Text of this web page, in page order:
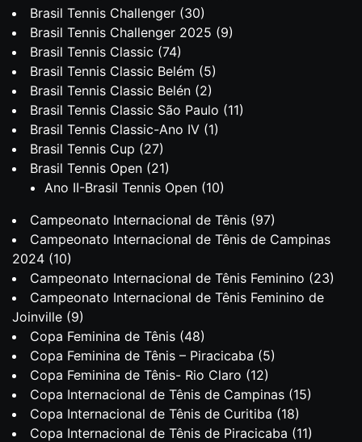
Brasil Tennis Challenger (30)
Brasil Tennis Challenger 2025 (9)
Brasil Tennis Classic (74)
Brasil Tennis Classic Belém (5)
Brasil Tennis Classic Belén (2)
Brasil Tennis Classic São Paulo (11)
Brasil Tennis Classic-Ano IV (1)
Brasil Tennis Cup (27)
Brasil Tennis Open (21)
Ano II-Brasil Tennis Open (10)
Campeonato Internacional de Tênis (97)
Campeonato Internacional de Tênis de Campinas
2024 (10)
Campeonato Internacional de Tênis Feminino (23)
Campeonato Internacional de Tênis Feminino de
Joinville (9)
Copa Feminina de Tênis (48)
Copa Feminina de Tênis – Piracicaba (5)
Copa Feminina de Tênis- Rio Claro (12)
Copa Internacional de Tênis de Campinas (15)
Copa Internacional de Tênis de Curitiba (18)
Copa Internacional de Tênis de Piracicaba (11)